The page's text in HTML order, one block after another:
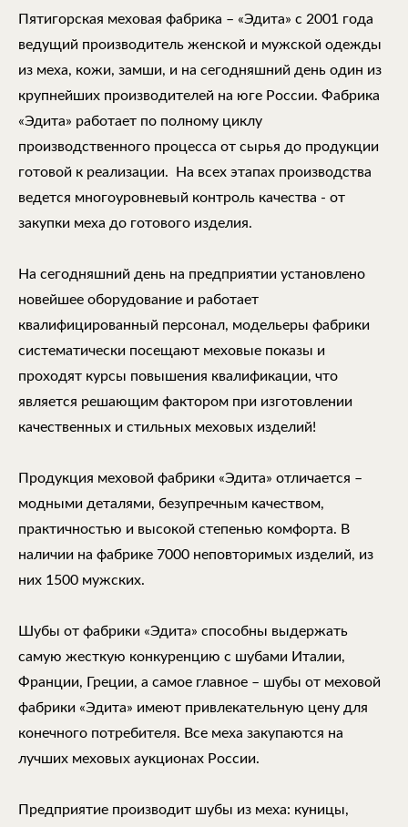
Пятигорская меховая фабрика – «Эдита» с 2001 года
ведущий производитель женской и мужской одежды
из меха, кожи, замши, и на сегодняшний день один из
крупнейших производителей на юге России. Фабрика
«Эдита» работает по полному циклу
производственного процесса от сырья до продукции
готовой к реализации. На всех этапах производства
ведется многоуровневый контроль качества - от
закупки меха до готового изделия.
На сегодняшний день на предприятии установлено
новейшее оборудование и работает
квалифицированный персонал, модельеры фабрики
систематически посещают меховые показы и
проходят курсы повышения квалификации, что
является решающим фактором при изготовлении
качественных и стильных меховых изделий!
Продукция меховой фабрики «Эдита» отличается –
модными деталями, безупречным качеством,
практичностью и высокой степенью комфорта. В
наличии на фабрике 7000 неповторимых изделий, из
них 1500 мужских.
Шубы от фабрики «Эдита» способны выдержать
самую жесткую конкуренцию с шубами Италии,
Франции, Греции, а самое главное – шубы от меховой
фабрики «Эдита» имеют привлекательную цену для
конечного потребителя. Все меха закупаются на
лучших меховых аукционах России.
Предприятие производит шубы из меха: куницы,